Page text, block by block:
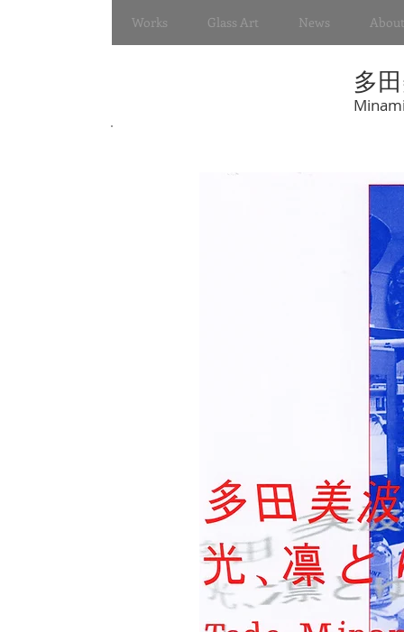
Works Glass Art News
多